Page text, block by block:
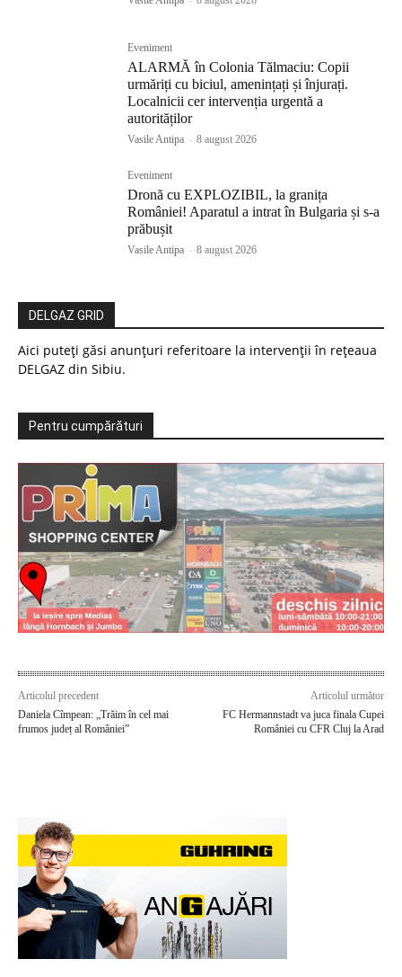
Eveniment
ALARMĂ în Colonia Tălmaciu: Copii
urmăriți cu biciul, amenințați și înjurați.
Localnicii cer intervenția urgentă a
autorităților
Vasile Antipa - 8 august 2026
Eveniment
Dronă cu EXPLOZIBIL, la granița
României! Aparatul a intrat în Bulgaria și s-a
prăbușit
Vasile Antipa - 8 august 2026
DELGAZ GRID
Aici puteți găsi anunțuri referitoare la intervenții în rețeaua
DELGAZ din Sibiu.
Pentru cumpărături
Articolul precedent
Daniela Cîmpean: „Trăim în cel mai
frumos județ al României”
Articolul următor
FC Hermannstadt va juca finala Cupei
României cu CFR Cluj la Arad